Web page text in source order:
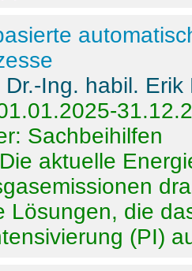
Dr.-Ing. habil. Erik
Sachbeihilfen
Die aktuelle
Lösungen, die
(PI)